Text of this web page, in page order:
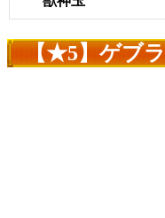
【★5】ゲブ